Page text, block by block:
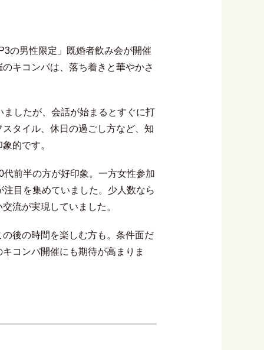
の男性限定」既婚者飲み会が開催
キコンパは、落ち着きと華やかさ
したが、会話が始まるとすぐに打
タイル、休日の過ごし方など、知
的です。
前半の方が好印象。一方女性参加
目を集めていました。少人数なら
流が実現していました。
後の時間を楽しむ方も。条件面だ
コンパ開催にも期待が高まりま